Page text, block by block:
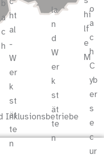
Inklusionsbetriebe